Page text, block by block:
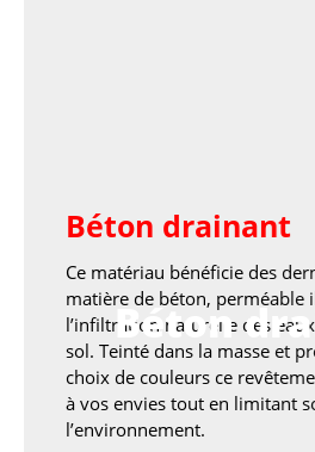
Béton
Béton drainant
Ce matériau bénéficie des
matière de béton, perméable
l’infiltration naturelle des
sol. Teinté dans la masse et
choix de couleurs ce
à vos envies tout en limitant
l’environnement.